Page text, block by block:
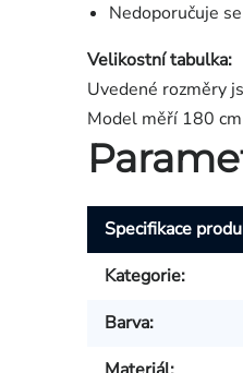
Nedoporučuje
Velikostní tabulka:
Uvedené rozměry
Model měří 180
Specifikace
Kategorie:
Barva: